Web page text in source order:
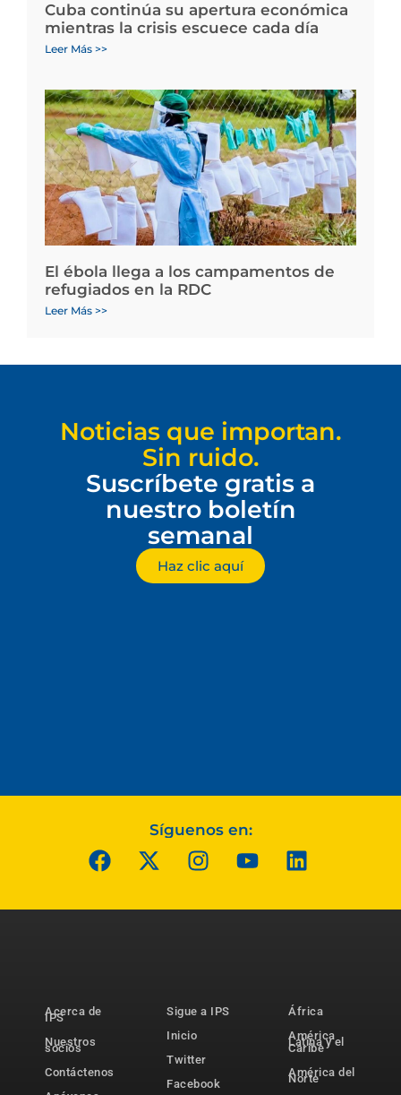
Cuba continúa su apertura económica
mientras la crisis escuece cada día
Leer Más >>
El ébola llega a los campamentos de
refugiados en la RDC
Leer Más >>
Noticias que importan.
Sin ruido.
Suscríbete gratis a
nuestro boletín
semanal
Haz clic aquí
Síguenos en:
Acerca de
IPS
Nuestros
socios
Contáctenos
Sigue a IPS
Inicio
Twitter
Facebook
África
América
Latina y el
Caribe
América del
Norte